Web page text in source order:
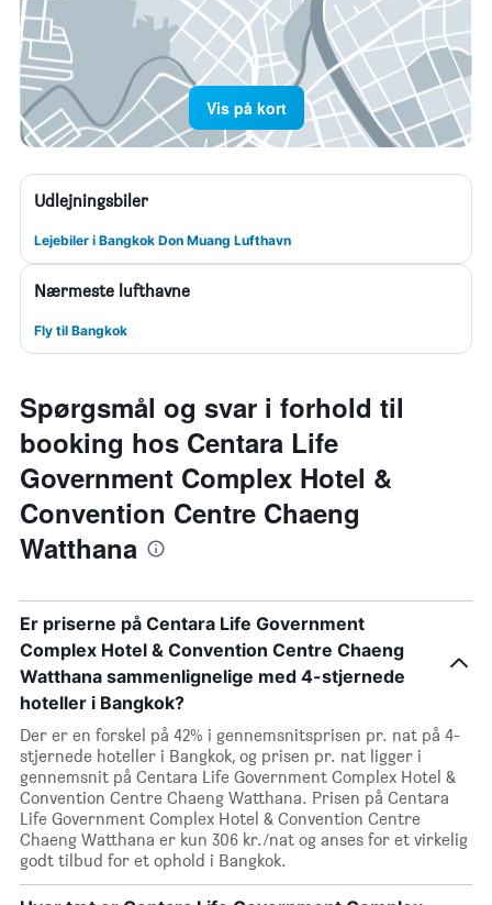
Vis på kort
Udlejningsbiler
Lejebiler i Bangkok Don Muang Lufthavn
Nærmeste lufthavne
Fly til Bangkok
Spørgsmål og svar i forhold til
booking hos Centara Life
Government Complex Hotel &
Convention Centre Chaeng
Watthana
Er priserne på Centara Life Government
Complex Hotel & Convention Centre Chaeng
Watthana sammenlignelige med 4-stjernede
hoteller i Bangkok?
Der er en forskel på 42% i gennemsnitsprisen pr. nat på 4-
stjernede hoteller i Bangkok, og prisen pr. nat ligger i
gennemsnit på Centara Life Government Complex Hotel &
Convention Centre Chaeng Watthana. Prisen på Centara
Life Government Complex Hotel & Convention Centre
Chaeng Watthana er kun 306 kr./nat og anses for et virkelig
godt tilbud for et ophold i Bangkok.